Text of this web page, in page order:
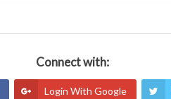
Connect with:
Login With Google